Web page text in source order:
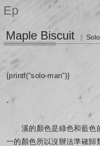
Ep
Maple Biscuit |
{printf("solo-man")}
-
溪的顏色是綠色和藍色
一的顏色所以沒辦法準確歸